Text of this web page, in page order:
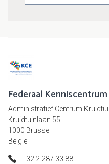
Federaal
Administratief Centrum
Kruidtuinlaan 55
1000 Brussel
België
+32 2 287 33 88